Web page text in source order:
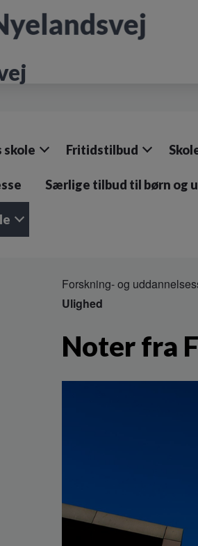
skole Fritidstilbud
Særlige tilbud til børn og
Forskning- og
Ulighed
Noter fra